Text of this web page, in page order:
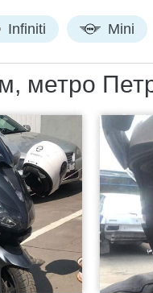
Infiniti Mini
метро